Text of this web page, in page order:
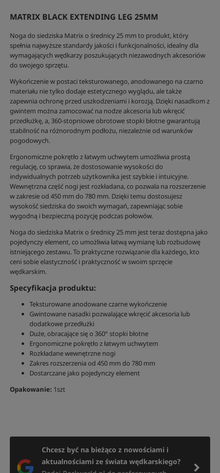
MATRIX BLACK EXTENDING LEG 25MM
Noga do siedziska Matrix o średnicy 25 mm to produkt, który
spełnia najwyższe standardy jakości i funkcjonalności, idealny dla
wymagających wędkarzy poszukujących niezawodnych akcesoriów
do swojego sprzętu.
Wykończenie w postaci teksturowanego, anodowanego na czarno
materiału nie tylko dodaje estetycznego wyglądu, ale także
zapewnia ochronę przed uszkodzeniami i korozją. Dzięki nasadkom z
gwintem można zamocować na nodze akcesoria lub wkręcić
przedłużkę, a, 360-stopniowe obrotowe stopki błotne gwarantują
stabilność na różnorodnym podłożu, niezależnie od warunków
pogodowych.
Ergonomiczne pokrętło z łatwym uchwytem umożliwia prostą
regulację, co sprawia, że dostosowanie wysokości do
indywidualnych potrzeb użytkownika jest szybkie i intuicyjne.
Wewnętrzna część nogi jest rozkładana, co pozwala na rozszerzenie
w zakresie od 450 mm do 780 mm. Dzięki temu dostosujesz
wysokość siedziska do swoich wymagań, zapewniając sobie
wygodną i bezpieczną pozycję podczas połowów.
Noga do siedziska Matrix o średnicy 25 mm jest teraz dostępna jako
pojedynczy element, co umożliwia łatwą wymianę lub rozbudowę
istniejącego zestawu. To praktyczne rozwiązanie dla każdego, kto
ceni sobie elastyczność i praktyczność w swoim sprzęcie
wędkarskim.
Specyfikacja produktu:
Teksturowane anodowane czarne wykończenie
Gwintowane nasadki pozwalające wkręcić akcesoria lub
dodatkowe przedłużki
Duże, obracające się o 360° stopki błotne
Ergonomiczne pokrętło z łatwym uchwytem
Rozkładane wewnętrzne nogi
Zakres rozszerzenia od 450 mm do 780 mm
Dostarczane jako pojedynczy element
Opakowanie: 1szt
Chcesz być na bieżąco z nowościami i
aktualnościami ze świata wędkarskiego?